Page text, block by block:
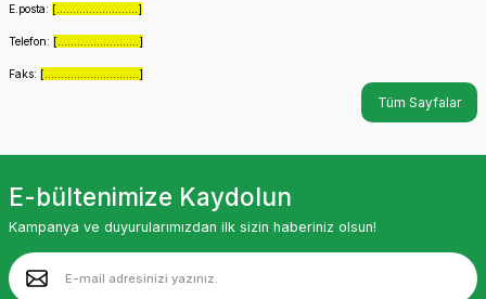
E.posta: [.........................]
Telefon: [.........................]
Faks: [.............................]
Tüm Sayfalar
E-bültenimize Kaydolun
Kampanya ve duyurularımızdan ilk sizin haberiniz olsun!